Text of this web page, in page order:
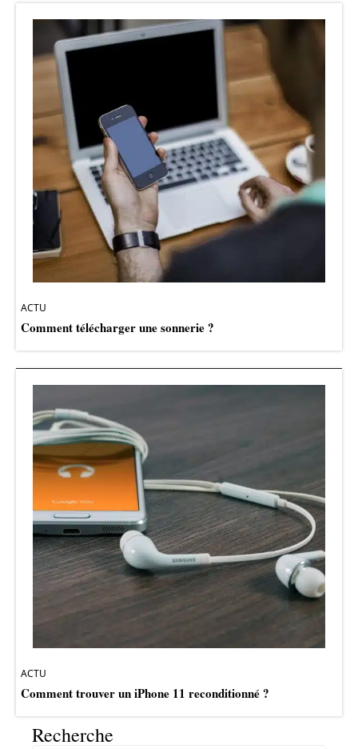
ACTU
Comment télécharger une sonnerie ?
ACTU
Comment trouver un iPhone 11 reconditionné ?
Recherche